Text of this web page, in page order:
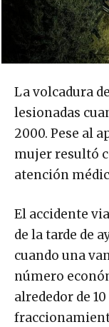
La volcadura
lesionadas
2000. Pese al
mujer resultó
atención
El accidente
de la tarde de
cuando una
número
alrededor de